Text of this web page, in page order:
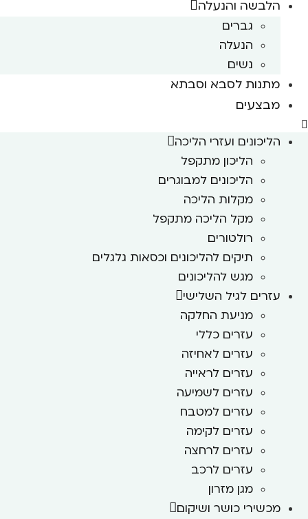
הלבשה והנעלה
גברים
הנעלה
נשים
מתנות לסבא וסבתא
מבצעים
הליכונים ועזרי הליכה
הליכון מתקפל
הליכונים למבוגרים
מקלות הליכה
מקל הליכה מתקפל
רולטורים
תיקים להליכונים וכסאות גלגלים
מגש להליכונים
עזרים לגיל השלישי
מניעת החלקה
עזרים כללי
עזרים לאחיזה
עזרים לראייה
עזרים לשמיעה
עזרים למטבח
עזרים לקימה
עזרים לרחצה
עזרים לרכב
מגן מזרון
מכשירי כושר ושיקום